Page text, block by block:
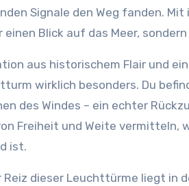
Signale den Weg fanden.
einen Blick auf das Meer,
aus historischem Flair und
wirklich besonders. Du
des Windes – ein echter
Freiheit und Weite
ist.
Reiz dieser Leuchttürme liegt in